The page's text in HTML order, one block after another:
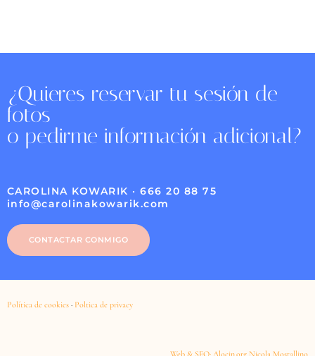
¿Quieres reservar tu sesión de
fotos
o pedirme información adicional?
CAROLINA KOWARIK · 666 20 88 75
info@carolinakowarik.com
CONTACTAR CONMIGO
Política de cookies· Poltica de privacy
Web & SEO: Alocin.org Nicola Mostallino